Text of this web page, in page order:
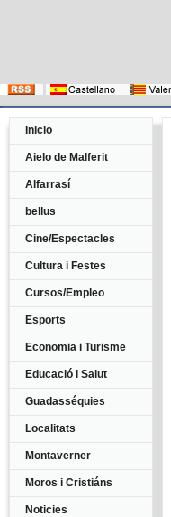
Inicio
Aielo de Malferit
Alfarrasí
bellus
Cine/Espectacles
Cultura i Festes
Cursos/Empleo
Esports
Economia i Turisme
Educació i Salut
Guadasséquies
Localitats
Montaverner
Moros i Cristiáns
Noticies